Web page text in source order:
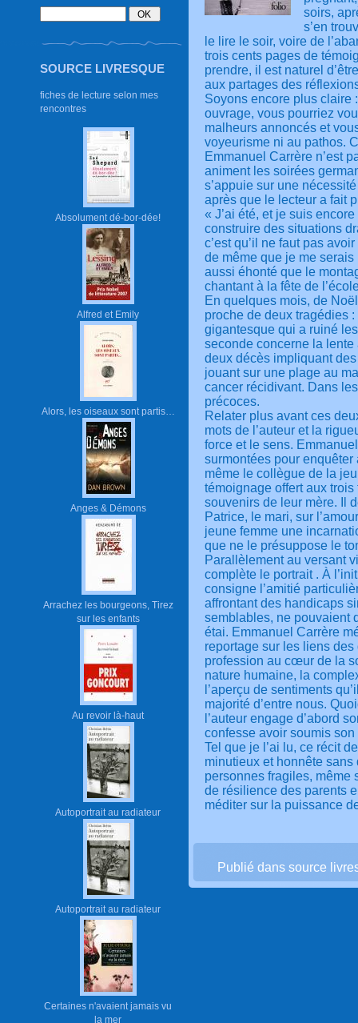
SOURCE LIVRESQUE
fiches de lecture selon mes
rencontres
Absolument dé-bor-dée!
Alfred et Emily
Alors, les oiseaux sont partis…
Anges & Démons
Arrachez les bourgeons, Tirez
sur les enfants
Au revoir là-haut
Autoportrait au radiateur
Autoportrait au radiateur
Certaines n'avaient jamais vu
la mer
soirs,
s’en
le lire le soir, voire de
trois cents pages de
prendre, il est naturel
aux partages des
Soyons encore plus claire
ouvrage, vous pourriez
malheurs annoncés et
voyeurisme ni au pathos.
Emmanuel Carrère n’est
animent les soirées
s’appuie sur une
après que le lecteur a fait
« J’ai été, et je suis
construire des situations
c’est qu’il ne faut pas
de même que je me
aussi éhonté que le
chantant à la fête de
En quelques mois, de
proche de deux tragédies
gigantesque qui a ruiné
seconde concerne la
deux décès impliquant
jouant sur une plage au
cancer récidivant. Dans
précoces.
Relater plus avant ces
mots de l’auteur et la
force et le sens.
surmontées pour
même le collègue de la
témoignage offert aux
souvenirs de leur mère. Il
Patrice, le mari, sur
jeune femme une
que ne le présuppose le
Parallèlement au versant
complète le portrait . À
consigne l’amitié
affrontant des handicaps
semblables, ne pouvaient
étai. Emmanuel Carrère
reportage sur les liens
profession au cœur de la
nature humaine, la
l’aperçu de sentiments
majorité d’entre nous.
l’auteur engage d’abord
confesse avoir soumis
Tel que je l’ai lu, ce récit
minutieux et honnête sans
personnes fragiles, même
de résilience des parents
méditer sur la puissance
Publié dans source